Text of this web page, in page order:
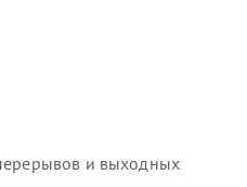
и выходных